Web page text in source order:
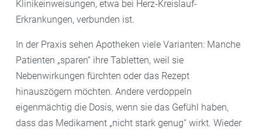
Klinikeinweisungen, etwa bei Herz-Kreislauf-
Erkrankungen, verbunden ist.
In der Praxis sehen Apotheken viele Varianten: Manche
Patienten „sparen“ ihre Tabletten, weil sie
Nebenwirkungen fürchten oder das Rezept
hinauszögern möchten. Andere verdoppeln
eigenmächtig die Dosis, wenn sie das Gefühl haben,
dass das Medikament „nicht stark genug“ wirkt. Wieder